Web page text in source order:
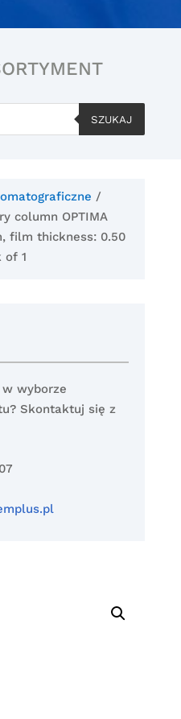
SZUKAJ
/
column OPTIMA
film thickness: 0.50
of 1
wyborze
Skontaktuj się z